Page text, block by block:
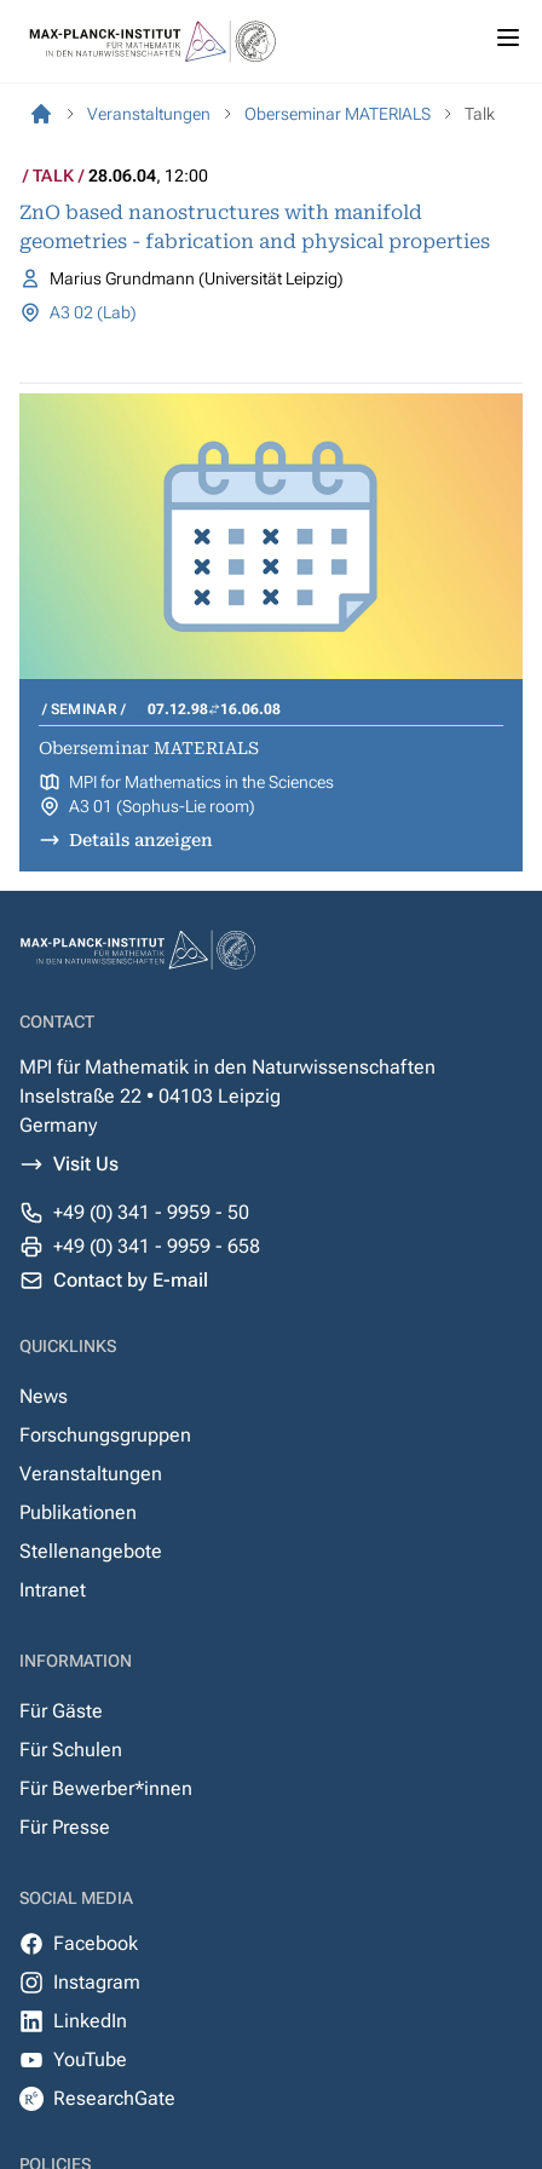
Veranstaltungen Oberseminar MATERIALS Talk
TALK 28.06.04, 12:00
ZnO based nanostructures with manifold
geometries - fabrication and physical properties
Marius Grundmann (Universität Leipzig)
A3 02 (Lab)
SEMINAR 07.12.98 16.06.08
Oberseminar MATERIALS
MPI for Mathematics in the Sciences
A3 01 (Sophus-Lie room)
Details anzeigen
CONTACT
MPI für Mathematik in den Naturwissenschaften
Inselstraße 22 • 04103 Leipzig
Germany
Visit Us
+49 (0) 341 - 9959 - 50
+49 (0) 341 - 9959 - 658
Contact by E-mail
QUICKLINKS
News
Forschungsgruppen
Veranstaltungen
Publikationen
Stellenangebote
Intranet
INFORMATION
Für Gäste
Für Schulen
Für Bewerber*innen
Für Presse
SOCIAL MEDIA
Facebook
Instagram
LinkedIn
YouTube
ResearchGate
POLICIES